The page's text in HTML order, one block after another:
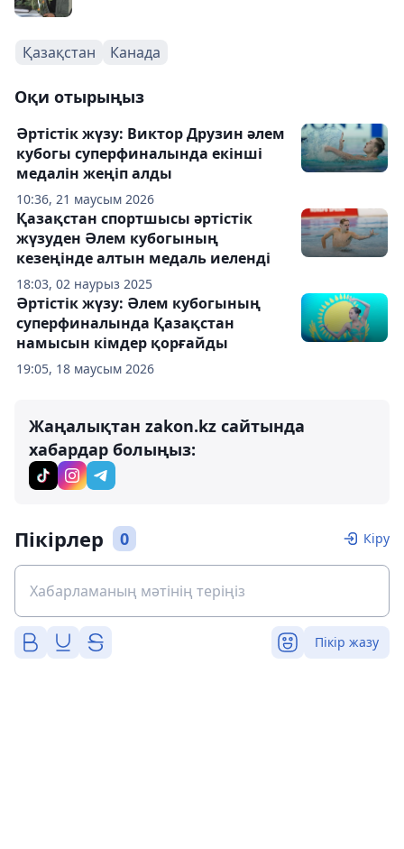
Қазақстан Канада
Оқи отырыңыз
10:36, 21 маусым 2026
Әртістік жүзу: Виктор Друзин әлем
кубогы суперфиналында екінші
медалін жеңіп алды
18:03, 02 наурыз 2025
Қазақстан спортшысы әртістік
жүзуден Әлем кубогының
кезеңінде алтын медаль иеленді
19:05, 18 маусым 2026
Әртістік жүзу: Әлем кубогының
суперфиналында Қазақстан
намысын кімдер қорғайды
Жаңалықтан zakon.kz сайтында
хабардар болыңыз:
Пікірлер 0 Кіру
Пікір жазу